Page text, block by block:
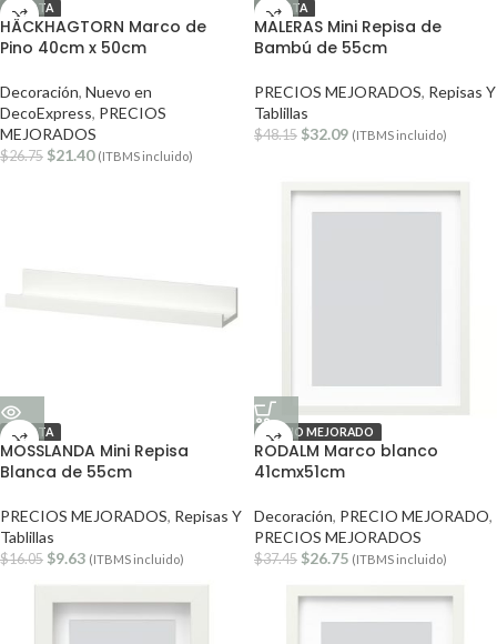
OFERTA
HÄCKHAGTORN Marco de
Pino 40cm x 50cm
Decoración, Nuevo en
DecoExpress, PRECIOS
MEJORADOS
$26.75 $21.40 (ITBMS incluido)
OFERTA
MALERAS Mini Repisa de
Bambú de 55cm
PRECIOS MEJORADOS, Repisas Y
Tablillas
$48.15 $32.09 (ITBMS incluido)
OFERTA
MOSSLANDA Mini Repisa
Blanca de 55cm
PRECIOS MEJORADOS, Repisas Y
Tablillas
$16.05 $9.63 (ITBMS incluido)
PRECIO MEJORADO
RODALM Marco blanco
41cmx51cm
Decoración, PRECIO MEJORADO,
PRECIOS MEJORADOS
$37.45 $26.75 (ITBMS incluido)